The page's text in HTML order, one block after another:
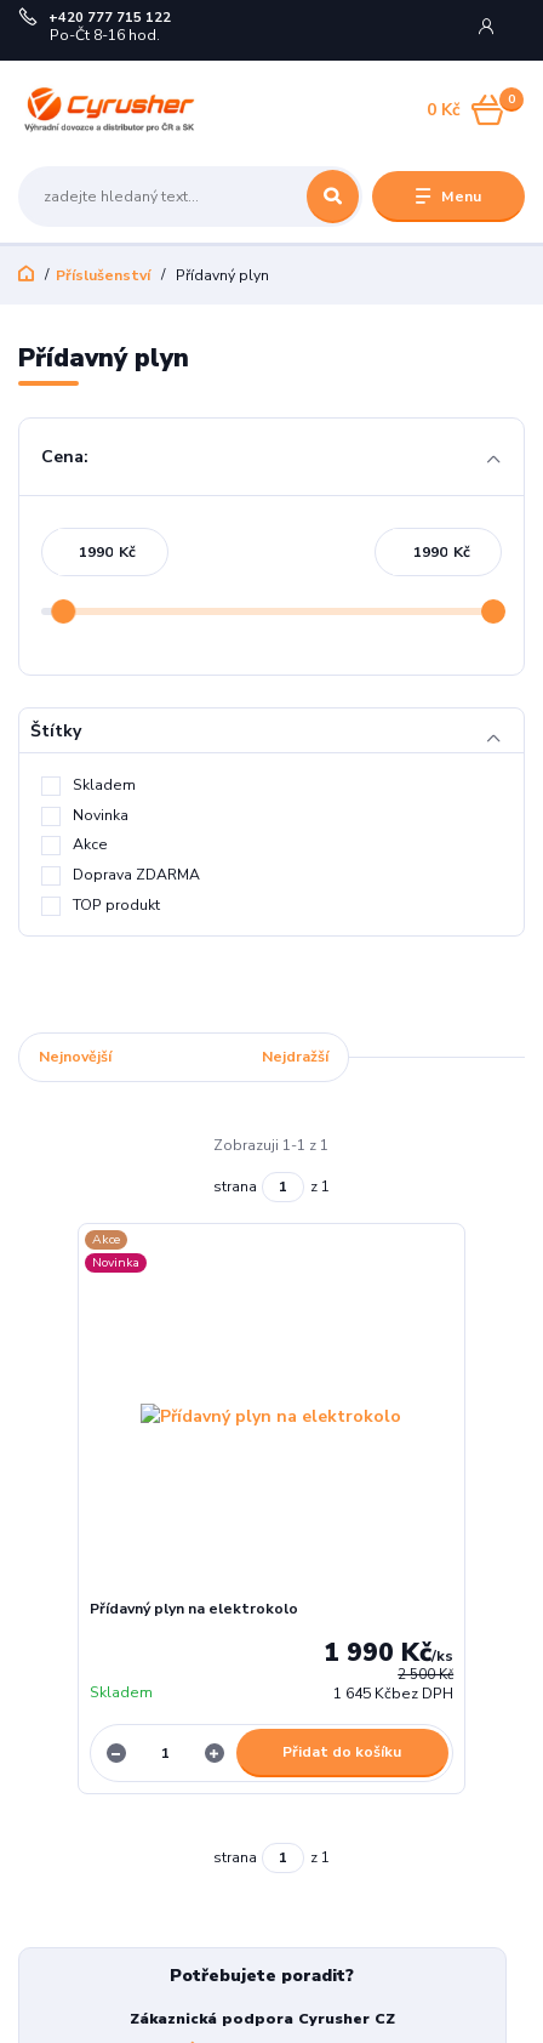
Menu
+420 777 715 122
Po-Čt 8-16 hod.
0
0 Kč
Příslušenství Přídavný plyn
Přídavný plyn
Cena:
Kč Kč
Štítky
Skladem
Novinka
Akce
Doprava ZDARMA
TOP produkt
Nejnovější Nejdražší
Zobrazuji 1-1 z 1
strana z 1
Akce
Novinka
Přídavný plyn na elektrokolo
2 500 Kč
1 990 Kč/ks
1 645 Kčbez DPH
Skladem
Přidat do košíku
strana z 1
Potřebujete poradit?
Zákaznická podpora Cyrusher CZ